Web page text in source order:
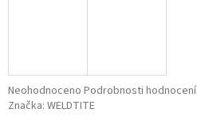
Průměrné
hodnocení
Neohodnoceno Podrobnosti hodnocení
Značka: WELDTITE